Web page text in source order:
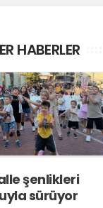
HABERLER
şenlikleri
sürüyor